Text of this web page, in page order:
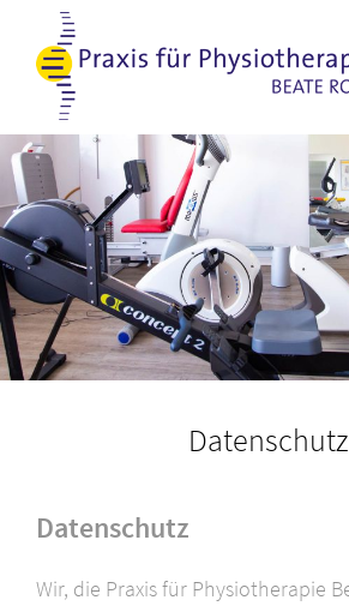
Datenschutz
Datenschutz
Wir, die Praxis für Physiotherapie